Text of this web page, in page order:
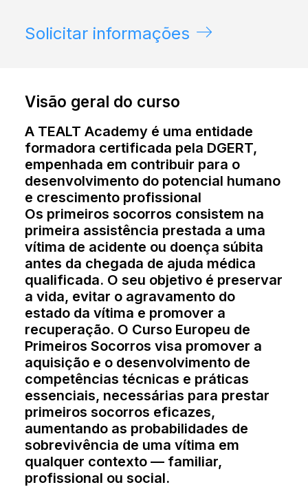
Solicitar informações
Visão geral do curso
A TEALT Academy é uma entidade
formadora certificada pela DGERT,
empenhada em contribuir para o
desenvolvimento do potencial humano
e crescimento profissional
Os primeiros socorros consistem na
primeira assistência prestada a uma
vítima de acidente ou doença súbita
antes da chegada de ajuda médica
qualificada. O seu objetivo é preservar
a vida, evitar o agravamento do
estado da vítima e promover a
recuperação. O Curso Europeu de
Primeiros Socorros visa promover a
aquisição e o desenvolvimento de
competências técnicas e práticas
essenciais, necessárias para prestar
primeiros socorros eficazes,
aumentando as probabilidades de
sobrevivência de uma vítima em
qualquer contexto — familiar,
profissional ou social.